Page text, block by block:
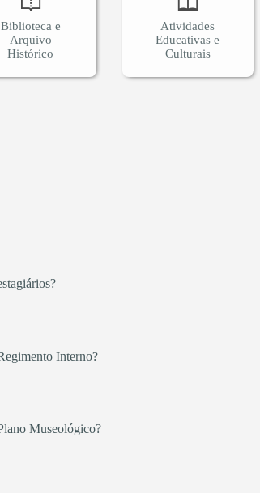
Interno?
Museológico?
Biblioteca e
Arquivo
Histórico
Atividades
Educativas e
Culturais